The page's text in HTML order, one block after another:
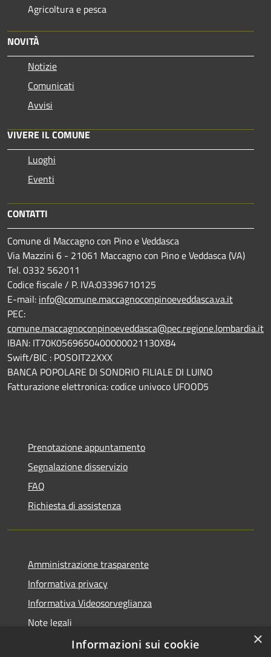
Agricoltura e pesca
NOVITÀ
Notizie
Comunicati
Avvisi
VIVERE IL COMUNE
Luoghi
Eventi
CONTATTI
Comune di Maccagno con Pino e Veddasca
Via Mazzini 6 - 21061 Maccagno con Pino e Veddasca (VA)
Tel. 0332 562011
Codice fiscale / P. IVA:03396710125
E-mail: info@comune.maccagnoconpinoeveddasca.va.it
PEC:
comune.maccagnoconpinoeveddasca@pec.regione.lombardia.it
IBAN: IT70K0569650400000021130X84
Swift/BIC : POSOIT22XXX
BANCA POPOLARE DI SONDRIO FILIALE DI LUINO
Fatturazione elettronica: codice univoco UFOOD5
Prenotazione appuntamento
Segnalazione disservizio
FAQ
Richiesta di assistenza
Amministrazione trasparente
Informativa privacy
Informativa Videosorveglianza
Note legali
Dichiarazione di accessibilità
×
Informazioni sui cookie